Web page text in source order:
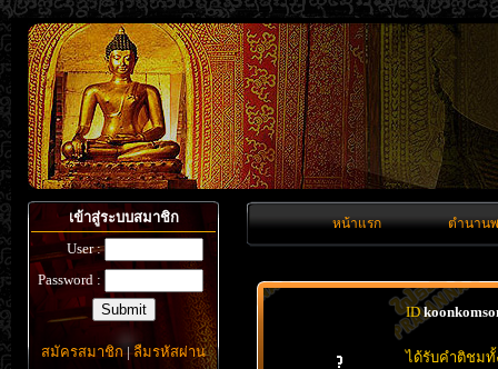
เข้าสู่ระบบสมาชิก
User :
Password :
สมัครสมาชิก|ลืมรหัสผ่าน
หน้าแรก ตำนาน
ID
ได้รับคำติชม